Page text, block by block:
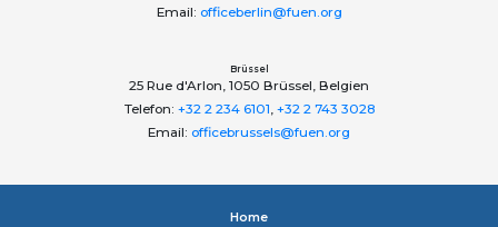
Email: officeberlin@fuen.org
Brüssel
25 Rue d'Arlon, 1050 Brüssel, Belgien
Telefon: +32 2 234 6101, +32 2 743 3028
Email: officebrussels@fuen.org
Home